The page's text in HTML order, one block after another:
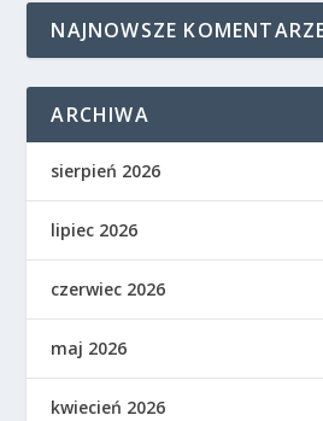
NAJNOWSZE
ARCHIWA
sierpień 2026
lipiec 2026
czerwiec 2026
maj 2026
kwiecień 2026